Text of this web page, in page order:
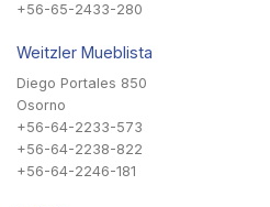
+56-65-2433-280
Weitzler Mueblista
Diego Portales 850
Osorno
+56-64-2233-573
+56-64-2238-822
+56-64-2246-181